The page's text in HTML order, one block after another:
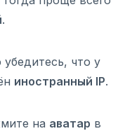
.
убедитесь, что у
иностранный IP.
на аватар в